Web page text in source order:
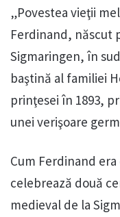
„Povestea vieţii
Ferdinand, născut
Sigmaringen, în
baştină al familiei
prinţesei în 1893,
unei verişoare
Cum Ferdinand
celebrează două
medieval de la